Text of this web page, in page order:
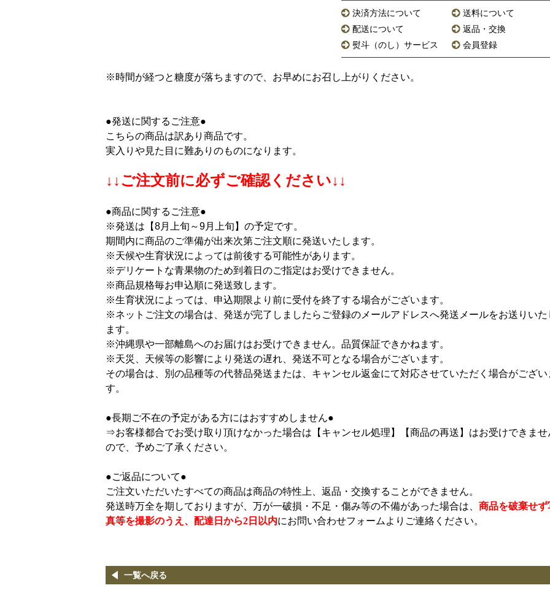
決済方法について
送料について
配送について
返品・交換
熨斗（のし）サービス
会員登録
※時間が経つと糖度が落ちますので、お早めにお召し上がりください。
●発送に関するご注意●
こちらの商品は訳あり商品です。
実入りや見た目に難ありのものになります。
↓↓ご注文前に必ずご確認ください↓↓
●商品に関するご注意●
※発送は【8月上旬～9月上旬】の予定です。
期間内に商品のご準備が出来次第ご注文順に発送いたします。
※天候や生育状況によっては前後する可能性があります。
※デリケートな青果物のため到着日のご指定はお受けできません。
※商品規格毎お申込順に発送致します。
※生育状況によっては、申込期限より前に受付を終了する場合がございます。
※ネットご注文の場合は、発送が完了しましたらご登録のメールアドレスへ発送メールをお送りいた
ます。
※沖縄県や一部離島へのお届けはお受けできません。品質保証できかねます。
※天災、天候等の影響により発送の遅れ、発送不可となる場合がございます。
その場合は、別の品種等の代替品発送または、キャンセル返金にて対応させていただく場合がござい
す。
●長期ご不在の予定がある方にはおすすめしません●
⇒お客様都合でお受け取り頂けなかった場合は【キャンセル処理】【商品の再送】はお受けできませ
ので、予めご了承ください。
●ご返品について●
ご注文いただいたすべての商品は商品の特性上、返品・交換することができません。
発送時万全を期しておりますが、万が一破損・不足・傷み等の不備があった場合は、 商品を破棄せず
真等を撮影のうえ、配達日から2日以内にお問い合わせフォームよりご連絡ください。
一覧へ戻る